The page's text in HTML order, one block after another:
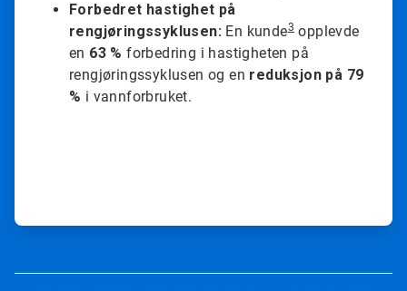
Forbedret hastighet på
rengjøringssyklusen: En kunde3 opplevde
en 63 % forbedring i hastigheten på
rengjøringssyklusen og en reduksjon på 79
% i vannforbruket.